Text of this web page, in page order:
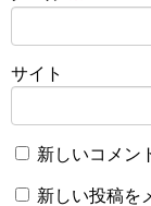
サイト
新しいコメン
新しい投稿を